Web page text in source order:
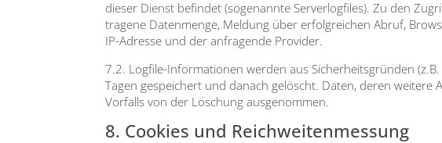
die­ser Dienst befin­det (soge­nann­te Ser­ver­log­files). Zu den
tra­ge­ne Daten­men­ge, Mel­dung über erfolg­rei­chen Abruf,
IP-Adres­se und der anfra­gen­de Pro­vi­der.
7.2. Log­file-Infor­ma­tio­nen wer­den aus Sicher­heits­grün­den
Tagen gespei­chert und danach gelöscht. Daten, deren
Vor­falls von der Löschung aus­ge­nom­men.
8. Cookies und Reichweitenmessung